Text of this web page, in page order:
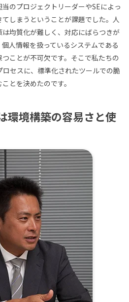
のプロジェクトリーダーやSEによっ
しまうということが課題でした。人
均質化が難しく、対応にばらつきが
人情報を扱っているシステムである
ことが不可欠です。そこで私たちの
セスに、標準化されたツールでの脆
とを決めたのです。
環境構築の容易さと使